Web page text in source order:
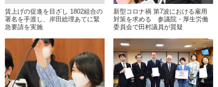
賃上げの促進を目ざし 1802組合の
署名を手渡し、岸田総理あてに緊
急要請を実施
新型コロナ禍 第7波における雇用
対策を求める 参議院・厚生労働
委員会で田村議員が質疑